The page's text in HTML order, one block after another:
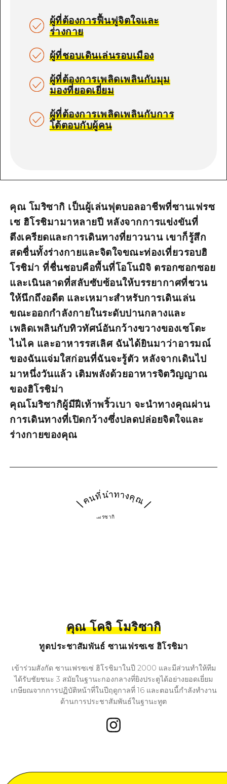
ผู้ที่ต้องการฟื้นฟูจิตใจและ
ร่างกาย
ผู้ที่ชอบเดินเล่นรอบเมือง
ผู้ที่ต้องการเพลิดเพลินกับมุม
มองที่ยอดเยี่ยม
ผู้ที่ต้องการเพลิดเพลินกับการ
โต้ตอบกับผู้คน
คุณ โคจิ โมริซากิ
ทูตประชาสัมพันธ์ ซานเฟรซเซ ฮิโรชิมา
เข้าร่วมสังกัด ซานเฟรซเซ่ ฮิโรชิมาในปี 2000 และมีส่วนทำให้ทีม
ได้รับชัยชนะ 3 สมัยในฐานะกองกลางที่ยิงประตูได้อย่างยอดเยี่ยม
เกษียณจากการปฏิบัติหน้าที่ในปีฤดูกาลที่ 16 และตอนนี้กำลังทำงาน
ด้านการประชาสัมพันธ์ในฐานะทูต
คุณ โมริซากิ เป็นผู้เล่นฟุตบอลอาชีพที่ซานเฟรซ
เซ ฮิโรชิมามาหลายปี หลังจากการแข่งขันที่
ตึงเครียดและการเดินทางที่ยาวนาน เขาก็รู้สึก
สดชื่นทั้งร่างกายและจิตใจขณะท่องเที่ยวรอบฮิ
โรชิม่า ที่ชื่นชอบคือพื้นที่โอโนมิจิ ตรอกซอกซอย
และเนินลาดที่สลับซับซ้อนให้บรรยากาศที่ชวน
ให้นึกถึงอดีต และเหมาะสำหรับการเดินเล่น
ขณะออกกำลังกายในระดับปานกลางและ
เพลิดเพลินกับทิวทัศน์อันกว้างขวางของเซโตะ
ไนไค และอาหารรสเลิศ ฉันได้ยินมาว่าอารมณ์
ของฉันแจ่มใสก่อนที่ฉันจะรู้ตัว หลังจากเดินไป
มาหนึ่งวันแล้ว เติมพลังด้วยอาหารจิตวิญญาณ
ของฮิโรชิม่า
คุณโมริซากิผู้มีฝีเท้าพริ้วเบา จะนำทางคุณผ่าน
การเดินทางที่เปิดกว้างซึ่งปลดปล่อยจิตใจและ
ร่างกายของคุณ